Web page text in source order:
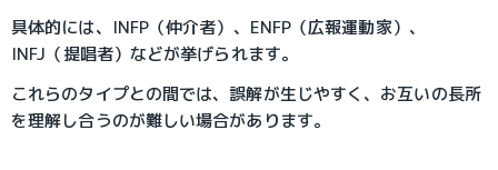
具体的には、INFP（仲介者）、ENFP（広報運動家）、
INFJ（提唱者）などが挙げられます。
これらのタイプとの間では、誤解が生じやすく、お互いの長所
を理解し合うのが難しい場合があります。